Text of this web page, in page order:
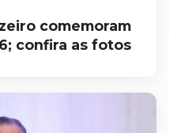
comemoram
confira as fotos